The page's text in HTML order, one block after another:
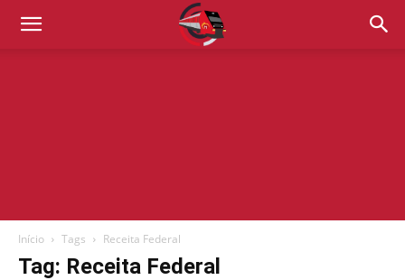
Início Tags Receita Federal
Tag: Receita Federal